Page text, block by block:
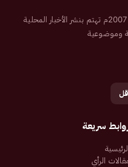
صحيفة إلكترونية سعودية تم تأسيسها عام 2007م تهتم بنشر الأخبار المحلية
وموضوعية
سريعة
الرأي